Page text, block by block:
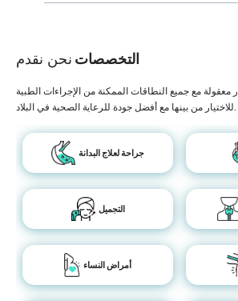
التخصصات نحن نقدم
معقولة مع جميع النطاقات الممكنة من الإجراءات الطبية
للاختيار من بينها مع أفضل جودة للرعاية الصحية في البلاد.
جراحة لعلاج البدانة
التجميل
أمراض النساء